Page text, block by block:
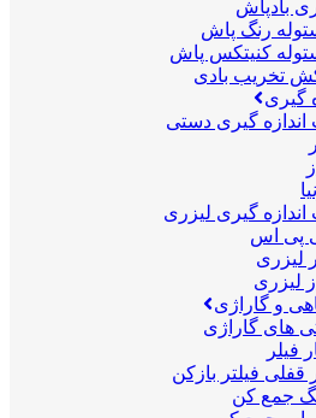
بادپاش
رنگ پاش
کنیتکس پاش
تخریب بادی
گیری
اندازه گیری دستی
اندازه گیری لیزری
پی اس
لیزری
لیزری
و گاراژی
های گاراژی
فیلر
قفلی فیلتر بازکن
جمع کن